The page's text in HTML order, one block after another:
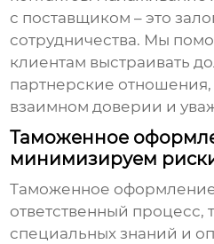
с поставщиком – это
сотрудничества. Мы
клиентам выстраивать
партнерские
взаимном доверии и
Таможенное
минимизируем
Таможенное
ответственный
специальных знаний и